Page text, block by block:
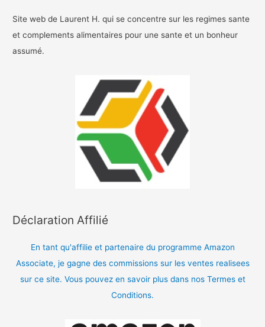
Site web de Laurent H. qui se concentre sur les regimes sante
et complements alimentaires pour une sante et un bonheur
assumé.
Déclaration Affilié
En tant qu'affilie et partenaire du programme Amazon
Associate, je gagne des commissions sur les ventes realisees
sur ce site. Vous pouvez en savoir plus dans nos Termes et
Conditions.